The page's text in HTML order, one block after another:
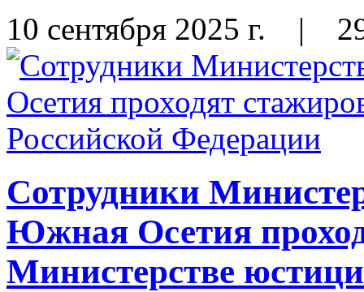
10 сентября 2025 г. |
Сотрудники
Южная Осетия
Министерстве